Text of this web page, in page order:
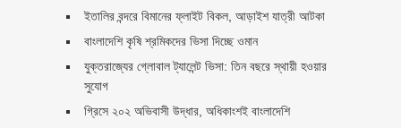
ইতালির বন্দরে বিমানের ফ্লাইট বিকল, আড়াইশ যাত্রী আটকা
বাংলাদেশি কৃষি শ্রমিকদের ভিসা দিচ্ছে ওমান
যুক্তরাজ্যের গ্লোবাল ট্যালেন্ট ভিসা: তিন বছরে স্থায়ী হওয়ার
সুযোগ
গ্রিসে ২০২ অভিবাসী উদ্ধার, অধিকাংশই বাংলাদেশি